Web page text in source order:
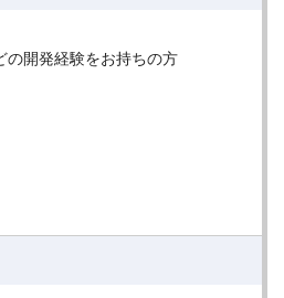
の開発経験をお持ちの方